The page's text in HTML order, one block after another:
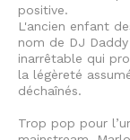
positive.
L'ancien enfant
nom de DJ
inarrêtable qui
la légèreté
déchaînés.
Trop pop pour